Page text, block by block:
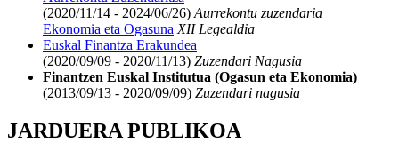
(2020/11/14 - 2024/06/26) Aurrekontu zuzendaria
Ekonomia eta Ogasuna XII Legealdia
Euskal Finantza Erakundea
(2020/09/09 - 2020/11/13) Zuzendari Nagusia
Finantzen Euskal Institutua (Ogasun eta Ekonomia)
(2013/09/13 - 2020/09/09) Zuzendari nagusia
JARDUERA PUBLIKOA